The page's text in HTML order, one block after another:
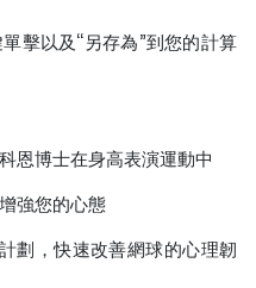
擊以及“另存為”到您的計算
恩博士在身高表演運動中
強您的心態
劃，快速改善網球的心理韌